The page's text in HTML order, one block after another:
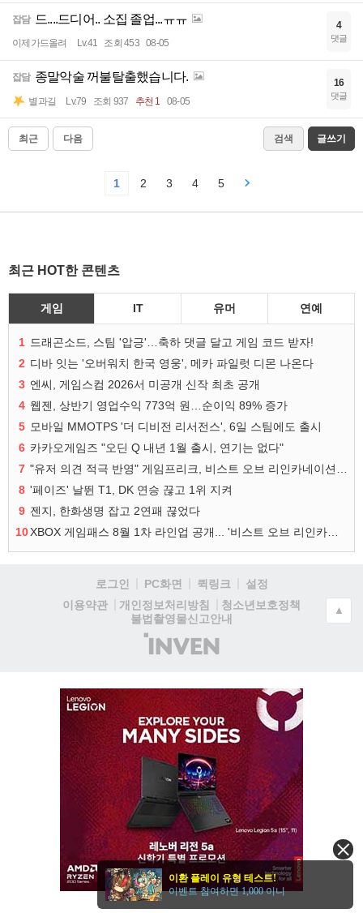
잡담 드....드디어.. 소집 졸업...ㅠㅠ
이제가드올려 Lv.41 조회 453 08-05
4
댓글
잡담 종말악술 꺼불탈출했습니다.
별과길 Lv.79 조회 937 추천 1 08-05
16
댓글
최근 다음 검색 글쓰기
1 2 3 4 5
최근 HOT한 콘텐츠
게임 IT 유머 연예
1 드래곤소드, 스팀 '압긍'…축하 댓글 달고 게임 코드 받자!
2 디바 잇는 '오버워치 한국 영웅', 메카 파일럿 디몬 나온다
3 엔씨, 게임스컴 2026서 미공개 신작 최초 공개
4 웹젠, 상반기 영업수익 773억 원…순이익 89% 증가
5 모바일 MMOTPS '더 디비전 리서전스', 6일 스팀에도 출시
6 카카오게임즈 "오딘 Q 내년 1월 출시, 연기는 없다"
7
8 '페이즈' 날뛴 T1, DK 연승 끊고 1위 지켜
9 젠지, 한화생명 잡고 2연패 끊었다
10
로그인 PC화면 퀵링크
설정
이용약관
개인정보처리방침
청소년보호정책
불법촬영물신고안내
(주)
인
▲
이환 플레이 유형 테스트!
이벤트 참여하면 1,000 이니